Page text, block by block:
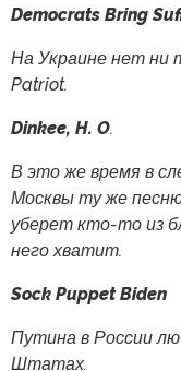
Democrats Bring
На Украине нет ни
Patriot.
Dinkee, H. O.
В это же время в
Москвы ту же
уберет кто-то из
него хватит.
Sock Puppet Biden
Путина в России
Штатах.